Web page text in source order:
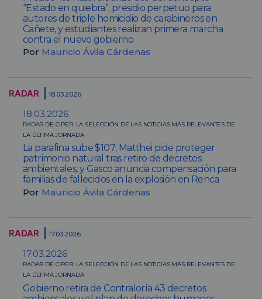
“Estado en quiebra”; presidio perpetuo para
autores de triple homicidio de carabineros en
Cañete, y estudiantes realizan primera marcha
contra el nuevo gobierno
Por Mauricio Ávila Cárdenas
RADAR 18.03.2026
18.03.2026
RADAR DE CIPER: LA SELECCIÓN DE LAS NOTICIAS MÁS RELEVANTES DE
LA ÚLTIMA JORNADA
La parafina sube $107; Matthei pide proteger
patrimonio natural tras retiro de decretos
ambientales, y Gasco anuncia compensación para
familias de fallecidos en la explosión en Renca
Por Mauricio Ávila Cárdenas
RADAR 17.03.2026
17.03.2026
RADAR DE CIPER: LA SELECCIÓN DE LAS NOTICIAS MÁS RELEVANTES DE
LA ÚLTIMA JORNADA
Gobierno retira de Contraloría 43 decretos